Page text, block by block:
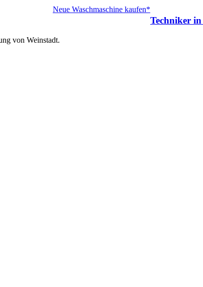
Neue Waschmaschine kaufen*
Techniker
von Weinstadt.